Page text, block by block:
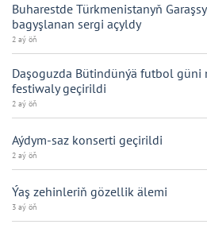
Buharestde Türkmenistanyň
bagyşlanan sergi açyldy
2 aý öň
Daşoguzda Bütindünýä futbol güni
festiwaly geçirildi
2 aý öň
Aýdym-saz konserti geçirildi
2 aý öň
Ýaş zehinleriň gözellik älemi
3 aý öň